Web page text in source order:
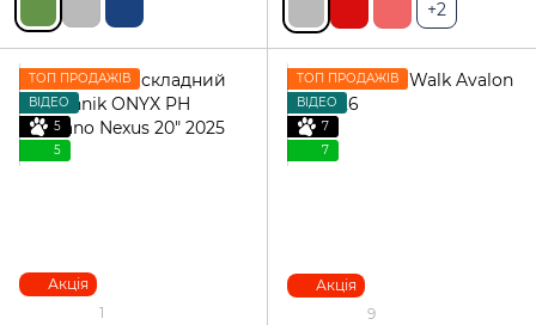
+2
Акція
ТОП ПРОДАЖІВ
ВІДЕО
5
5
1
Акція
ТОП ПРОДАЖІВ
ВІДЕО
7
7
9